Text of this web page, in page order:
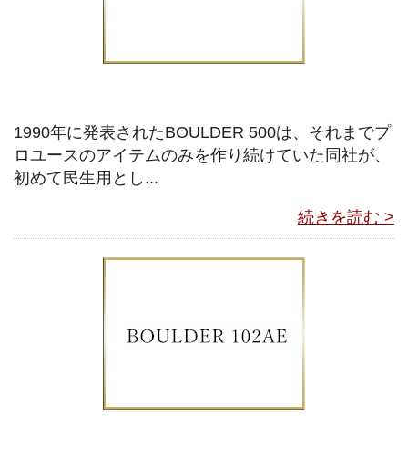
1990年に発表されたBOULDER 500は、それまでプ
ロユースのアイテムのみを作り続けていた同社が、
初めて民生用とし...
続きを読む >